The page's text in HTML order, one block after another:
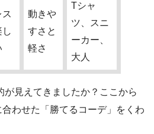
ス
動きや
すさと
軽さ
Tシャ
ツ、スニ
ーカー、
大人
が見えてきましたか？ここから
わせた「勝てるコーデ」をくわ